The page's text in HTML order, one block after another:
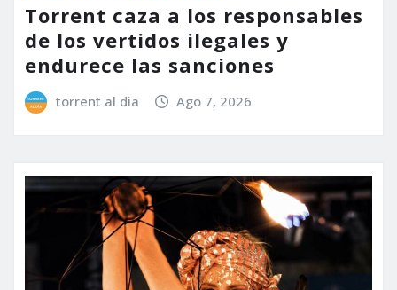
Torrent caza a los responsables
de los vertidos ilegales y
endurece las sanciones
torrent al dia Ago 7, 2026